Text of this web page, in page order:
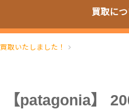
買取に
買取いたしました！
【patagonia】